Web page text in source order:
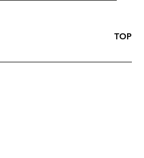
TOP